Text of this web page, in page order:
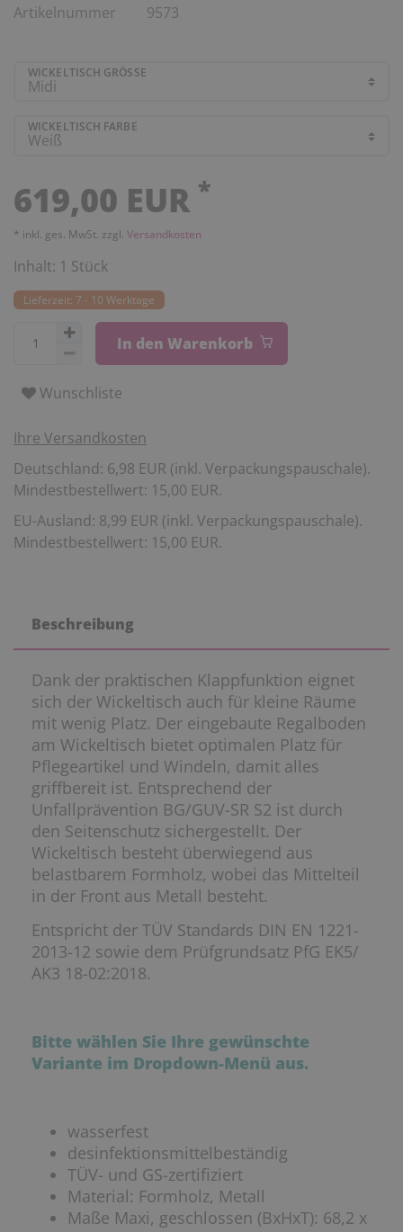
Artikelnummer 9573
WICKELTISCH GRÖSSE
WICKELTISCH FARBE
619,00 EUR *
* inkl. ges. MwSt. zzgl. Versandkosten
Inhalt: 1 Stück
Lieferzeit: 7 - 10 Werktage
In den Warenkorb
Wunschliste
Ihre Versandkosten
Deutschland: 6,98 EUR (inkl. Verpackungspauschale).
Mindestbestellwert: 15,00 EUR.
EU-Ausland: 8,99 EUR (inkl. Verpackungspauschale).
Mindestbestellwert: 15,00 EUR.
Beschreibung
Dank der praktischen Klappfunktion eignet
sich der Wickeltisch auch für kleine Räume
mit wenig Platz. Der eingebaute Regalboden
am Wickeltisch bietet optimalen Platz für
Pflegeartikel und Windeln, damit alles
griffbereit ist. Entsprechend der
Unfallprävention BG/GUV-SR S2 ist durch
den Seitenschutz sichergestellt. Der
Wickeltisch besteht überwiegend aus
belastbarem Formholz, wobei das Mittelteil
in der Front aus Metall besteht.
Entspricht der TÜV Standards DIN EN 1221-
2013-12 sowie dem Prüfgrundsatz PfG EK5/
AK3 18-02:2018.
Bitte wählen Sie Ihre gewünschte
Variante im Dropdown-Menü aus.
wasserfest
desinfektionsmittelbeständig
TÜV- und GS-zertifiziert
Material: Formholz, Metall
Maße Maxi, geschlossen (BxHxT): 68,2 x